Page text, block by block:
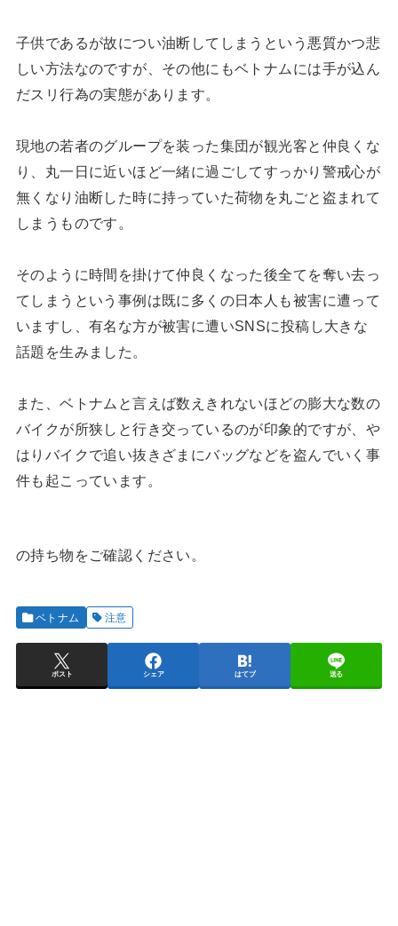
子供であるが故につい油断してしまうという悪質かつ悲
しい方法なのですが、その他にもベトナムには手が込ん
だスリ行為の実態があります。
現地の若者のグループを装った集団が観光客と仲良くな
り、丸一日に近いほど一緒に過ごしてすっかり警戒心が
無くなり油断した時に持っていた荷物を丸ごと盗まれて
しまうものです。
そのように時間を掛けて仲良くなった後全てを奪い去っ
てしまうという事例は既に多くの日本人も被害に遭って
いますし、有名な方が被害に遭いSNSに投稿し大きな
話題を生みました。
また、ベトナムと言えば数えきれないほどの膨大な数の
バイクが所狭しと行き交っているのが印象的ですが、や
はりバイクで追い抜きざまにバッグなどを盗んでいく事
件も起こっています。
の持ち物をご確認ください。
ベトナム 注意
ポスト シェア はてブ 送る